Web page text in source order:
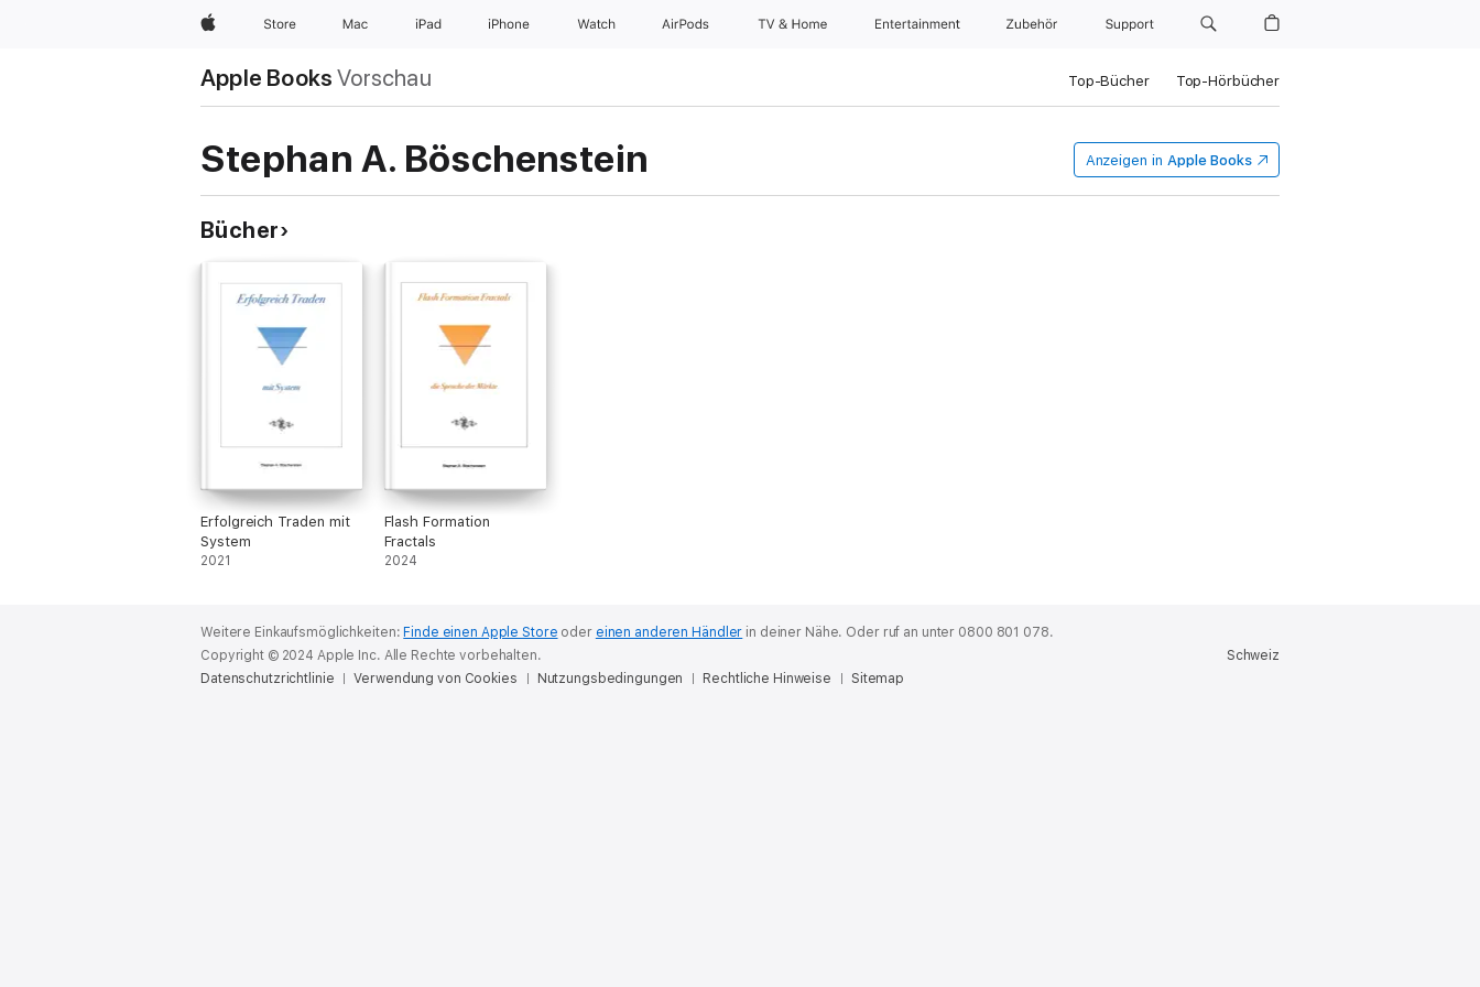
Apple Store Mac iPad iPhone Watch AirPods TV & Home Entertainment Zubehör Support
Apple Books Vorschau Top-Bücher Top-Hörbücher
Stephan A. Böschenstein Anzeigen in Apple Books
Bücher
Erfolgreich Traden mit
System
2021
Flash Formation
Fractals
2024
Weitere Einkaufsmöglichkeiten: Finde einen Apple Store oder einen anderen Händler in deiner Nähe. Oder ruf an unter 0800 801 078.
Schweiz
Copyright © 2024 Apple Inc. Alle Rechte vorbehalten.
Datenschutzrichtlinie
Verwendung von Cookies Nutzungsbedingungen Rechtliche Hinweise Sitemap